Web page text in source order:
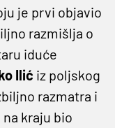
je prvi objavio
razmišlja o
iduće
Ilić iz poljskog
razmatra i
kraju bio